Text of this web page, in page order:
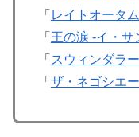
「 レイトオータム
「 王の涙 -イ・サ
「 スウィンダラ
「 ザ・ネゴシエ